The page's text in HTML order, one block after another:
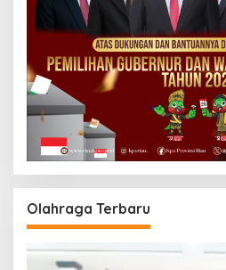
Olahraga Terbaru